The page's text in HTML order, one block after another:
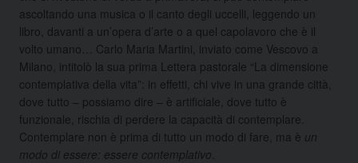
ascoltando una musica o il canto degli uccelli, leggendo un
libro, davanti a un’opera d’arte o a quel capolavoro che è il
volto umano… Carlo Maria Martini, inviato come Vescovo a
Milano, intitolò la sua prima Lettera pastorale “La dimensione
contemplativa della vita”: in effetti, chi vive in una grande città,
dove tutto – possiamo dire – è artificiale, dove tutto è
funzionale, rischia di perdere la capacità di contemplare.
Contemplare non è prima di tutto un modo di fare, ma è un
modo di essere: essere contemplativo